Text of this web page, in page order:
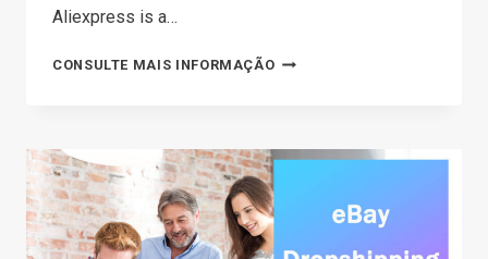
Aliexpress is a…
CONSULTE MAIS INFORMAÇÃOALIEXPRESS
WHICH
BEST